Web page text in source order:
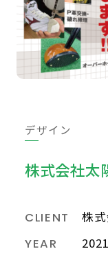
デザイン
株式会社太
CLIENT
株
YEAR